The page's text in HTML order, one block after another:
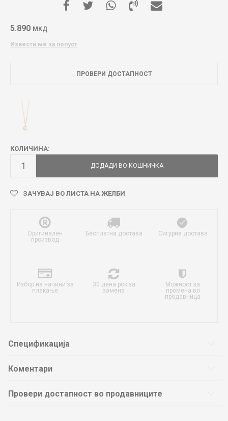
5.890 МКД
Извести ме за попуст
ПРОВЕРИ ДОСТАПНОСТ
КОЛИЧИНА:
ДОДАДИ ВО КОШНИЧКА
ЗАЧУВАЈ ВО ЛИСТА НА ЖЕЛБИ
Оригинален
производ
Бесплатна достава Сигурна достава
Избор на начини за
плаќање
30 дена рок за
замена
Можност за
промена во
продавница
Спецификација
Коментари
Провери достапност во продавниците